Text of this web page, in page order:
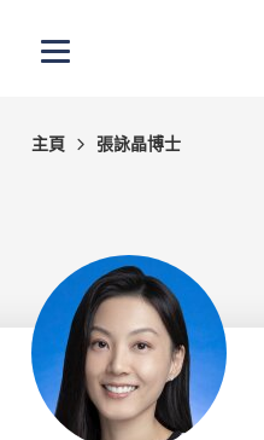
打開選單
主頁 張詠晶博士